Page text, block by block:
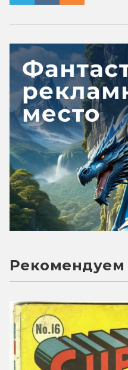
Рекомендуем